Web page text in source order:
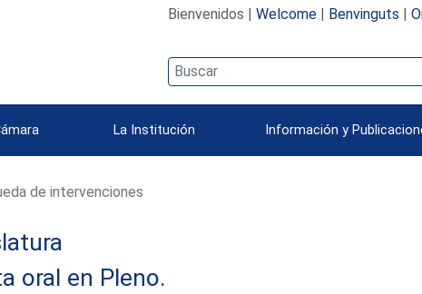
Bienvenidos | Welcome| Benvinguts |
La Institución Información y
de intervenciones
oral en Pleno.